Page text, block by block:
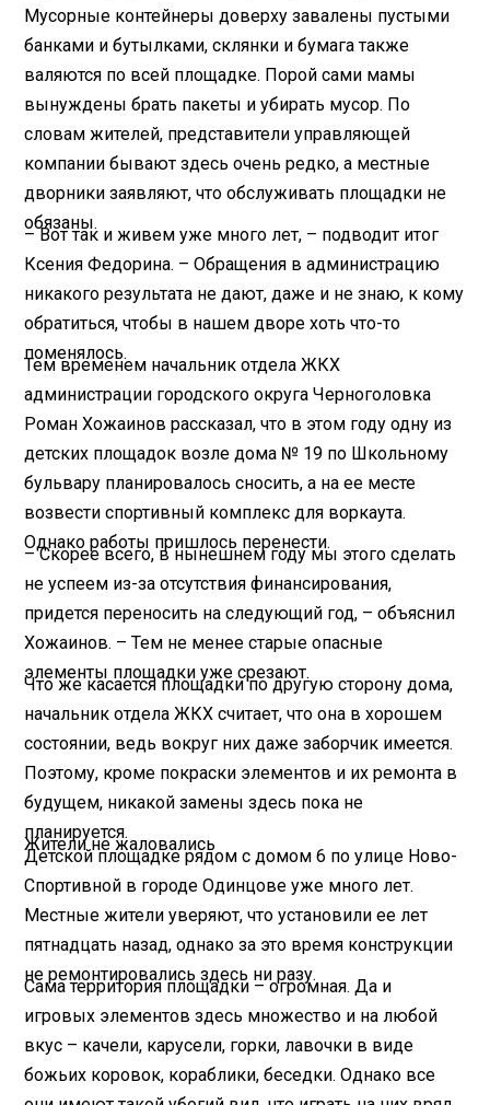
Мусорные контейнеры доверху завалены пустыми
банками и бутылками, склянки и бумага также
валяются по всей площадке. Порой сами мамы
вынуждены брать пакеты и убирать мусор. По
словам жителей, представители управляющей
компании бывают здесь очень редко, а местные
дворники заявляют, что обслуживать площадки не
обязаны.
– Вот так и живем уже много лет, – подводит итог
Ксения Федорина. – Обращения в администрацию
никакого результата не дают, даже и не знаю, к кому
обратиться, чтобы в нашем дворе хоть что-то
поменялось.
Тем временем начальник отдела ЖКХ
администрации городского округа Черноголовка
Роман Хожаинов рассказал, что в этом году одну из
детских площадок возле дома № 19 по Школьному
бульвару планировалось сносить, а на ее месте
возвести спортивный комплекс для воркаута.
Однако работы пришлось перенести.
– Скорее всего, в нынешнем году мы этого сделать
не успеем из-за отсутствия финансирования,
придется переносить на следующий год, – объяснил
Хожаинов. – Тем не менее старые опасные
элементы площадки уже срезают.
Что же касается площадки по другую сторону дома,
начальник отдела ЖКХ считает, что она в хорошем
состоянии, ведь вокруг них даже заборчик имеется.
Поэтому, кроме покраски элементов и их ремонта в
будущем, никакой замены здесь пока не
планируется.
Жители не жаловались
Детской площадке рядом с домом 6 по улице Ново-
Спортивной в городе Одинцове уже много лет.
Местные жители уверяют, что установили ее лет
пятнадцать назад, однако за это время конструкции
не ремонтировались здесь ни разу.
Сама территория площадки – огромная. Да и
игровых элементов здесь множество и на любой
вкус – качели, карусели, горки, лавочки в виде
божьих коровок, кораблики, беседки. Однако все